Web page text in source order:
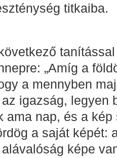
titkaiba.
„Amíg a
a mennyben
igazság, legyen
ama nap, és a
a saját képét:
képe